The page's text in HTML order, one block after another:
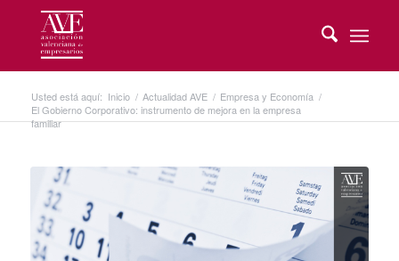
Usted está aquí: Inicio / Actualidad AVE / Empresa y Economía /
El Gobierno Corporativo: instrumento de mejora en la empresa
familiar